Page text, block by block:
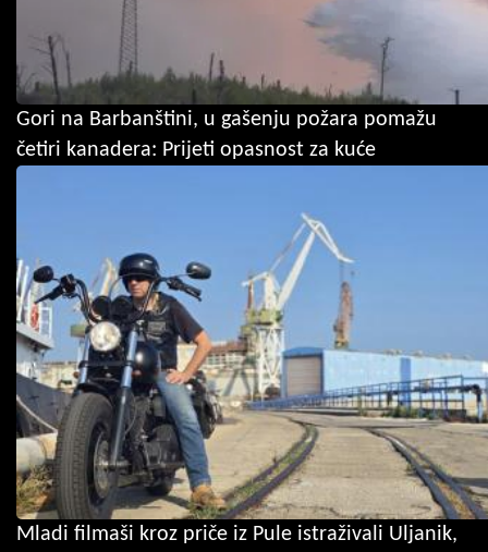
Gori na Barbanštini, u gašenju požara pomažu
četiri kanadera: Prijeti opasnost za kuće
Mladi filmaši kroz priče iz Pule istraživali Uljanik,